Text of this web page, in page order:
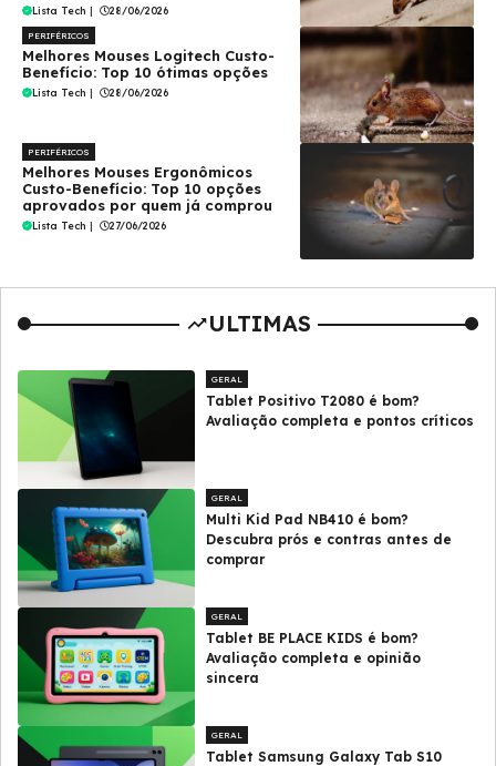
Lista Tech | 28/06/2026
PERIFÉRICOS
Melhores Mouses Logitech Custo-
Benefício: Top 10 ótimas opções
Lista Tech | 28/06/2026
PERIFÉRICOS
Melhores Mouses Ergonômicos
Custo-Benefício: Top 10 opções
aprovados por quem já comprou
Lista Tech | 27/06/2026
ULTIMAS
GERAL
Tablet Positivo T2080 é bom?
Avaliação completa e pontos críticos
GERAL
Multi Kid Pad NB410 é bom?
Descubra prós e contras antes de
comprar
GERAL
Tablet BE PLACE KIDS é bom?
Avaliação completa e opinião
sincera
GERAL
Tablet Samsung Galaxy Tab S10